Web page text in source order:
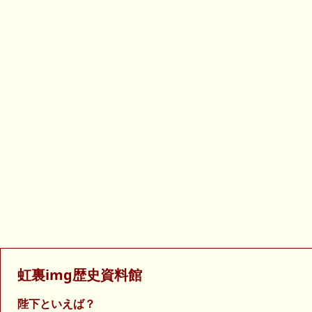
虹裏img歴史資料館
陛下といえば？